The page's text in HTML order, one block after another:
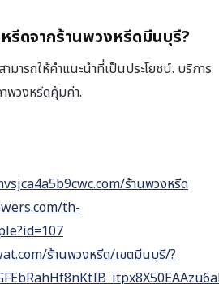
รีดจากร้านพวงหรีดมีนบุรี?
มารถให้คำแนะนำที่เป็นประโยชน์. บริการ
พวงหรีดคุ้มค่า.
ร้านพวงหรีด
th-
ร้านพวงหรีด/เขตมีนบุรี/?